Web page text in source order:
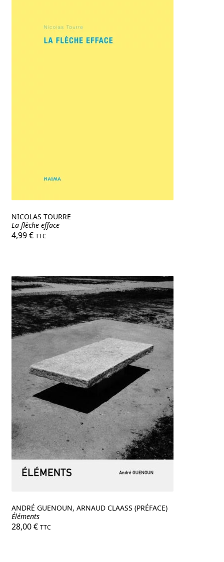
NICOLAS TOURRE
La flèche efface
4,99€ TTC
ANDRÉ GUENOUN, ARNAUD CLAASS (PRÉFACE)
Éléments
28,00€ TTC